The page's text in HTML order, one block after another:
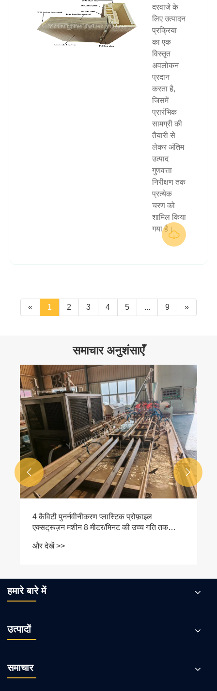
दरवाजे के
लिए उत्पादन
प्रक्रिया
का एक
विस्तृत
अवलोकन
प्रदान
करता है,
जिसमें
प्रारंभिक
सामग्री की
तैयारी से
लेकर अंतिम
उत्पाद
गुणवत्ता
निरीक्षण तक
प्रत्येक
चरण को
शामिल किया
गया है।
« 1 2 3 4 5 ... 9 »
समाचार अनुशंसाएँ
4 कैविटी पुनर्नवीनीकरण प्लास्टिक प्रोफ़ाइल
एक्सट्रूज़न मशीन 8 मीटर/मिनट की उच्च गति तक
और देखें >>
 
हमारे बारे में
उत्पादों
समाचार